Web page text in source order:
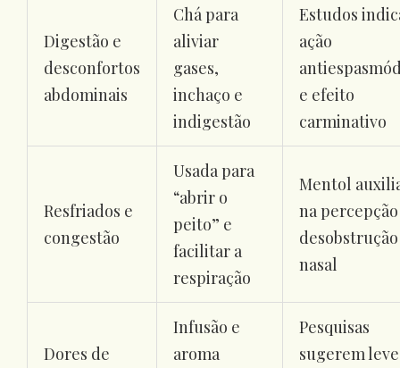
Digestão e
desconfortos
abdominais
Chá para
aliviar
gases,
inchaço e
indigestão
Estudos
ação
e efeito
carminativo
Resfriados e
congestão
Usada para
“abrir o
peito” e
facilitar a
respiração
Mentol
na
desobstrução
nasal
Dores de
Infusão e
aroma
Pesquisas
sugerem leve